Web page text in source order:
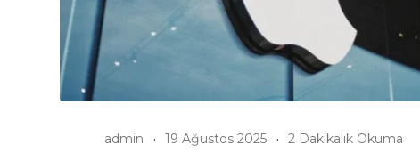
admin 19 Ağustos 2025 2 Dakikalık Okuma